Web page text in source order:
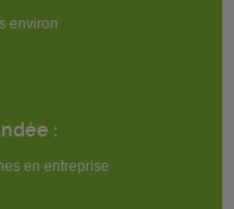
environ
:
en entreprise